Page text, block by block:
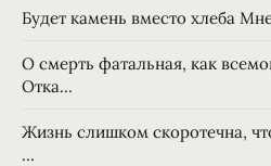
Будет камень вместо хлеба
О смерть фатальная, как
Отка…
Жизнь слишком скоротечна,
…